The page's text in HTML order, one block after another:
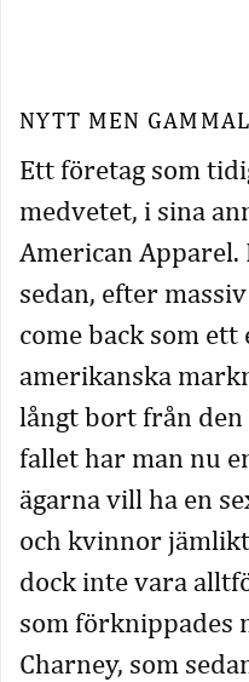
NYTT MEN
Ett företag som
medvetet, i sina
American
sedan, efter
come back som
amerikanska
långt bort från
fallet har man nu
ägarna vill ha en
och kvinnor
dock inte vara
som förknippades
Charney, som